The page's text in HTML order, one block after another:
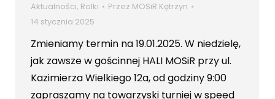
Aktualności, Rolki Przez MOSiR Kętrzyn
14 stycznia 2025
Zmieniamy termin na 19.01.2025. W niedzielę,
jak zawsze w gościnnej HALI MOSiR przy ul.
Kazimierza Wielkiego 12a, od godziny 9:00
zapraszamy na towarzyski turniej w speed